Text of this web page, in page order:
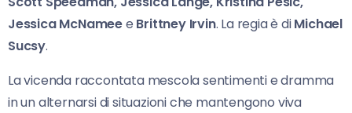
Jessica McNameee Brittney Irvin. La regia è diMichael
Sucsy.
La vicenda raccontata mescola sentimenti e dramma
in un alternarsi di situazioni che mantengono viva